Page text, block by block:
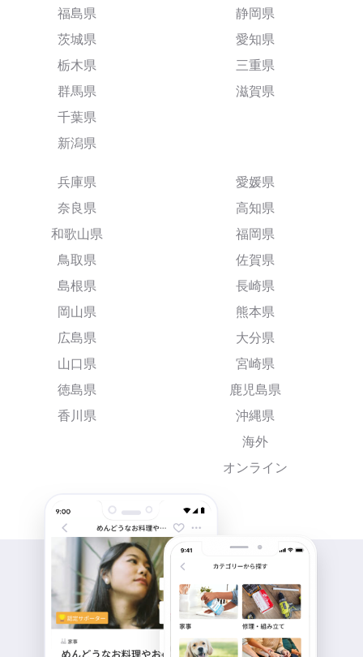
福島県
茨城県
栃木県
群馬県
千葉県
新潟県
静岡県
愛知県
三重県
滋賀県
兵庫県
奈良県
和歌山県
鳥取県
島根県
岡山県
広島県
山口県
徳島県
香川県
愛媛県
高知県
福岡県
佐賀県
長崎県
熊本県
大分県
宮崎県
鹿児島県
沖縄県
海外
オンライン